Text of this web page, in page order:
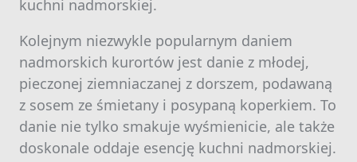
kuchni nadmorskiej.
Kolejnym niezwykle popularnym daniem
nadmorskich kurortów jest danie z młodej,
pieczonej ziemniaczanej z dorszem, podawaną
z sosem ze śmietany i posypaną koperkiem. To
danie nie tylko smakuje wyśmienicie, ale także
doskonale oddaje esencję kuchni nadmorskiej.